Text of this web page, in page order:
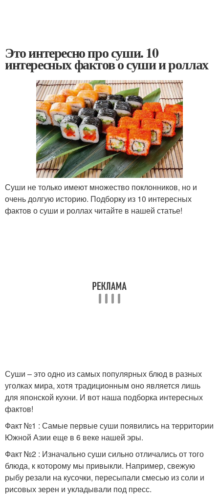
Это интересно про суши. 10
интересных фактов о суши и роллах
Суши не только имеют множество поклонников, но и
очень долгую историю. Подборку из 10 интересных
фактов о суши и роллах читайте в нашей статье!
Суши – это одно из самых популярных блюд в разных
уголках мира, хотя традиционным оно является лишь
для японской кухни. И вот наша подборка интересных
фактов!
Факт №1 : Самые первые суши появились на территории
Южной Азии еще в 6 веке нашей эры.
Факт №2 : Изначально суши сильно отличались от того
блюда, к которому мы привыкли. Например, свежую
рыбу резали на кусочки, пересыпали смесью из соли и
рисовых зерен и укладывали под пресс.